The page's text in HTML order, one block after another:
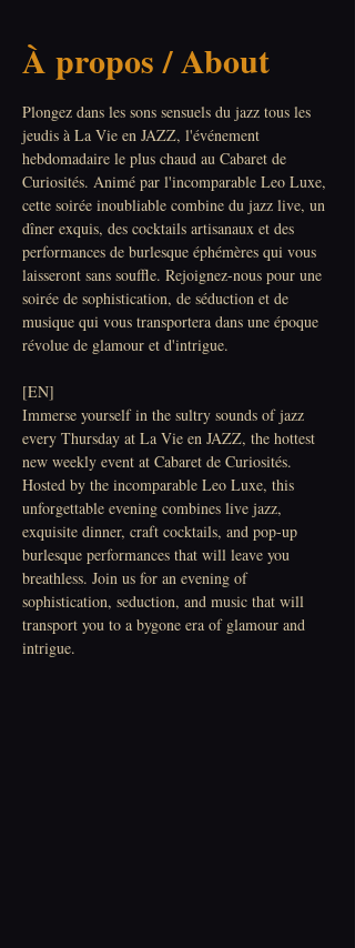
À propos / About
Plongez dans les sons sensuels du jazz tous les
jeudis à La Vie en JAZZ, l'événement
hebdomadaire le plus chaud au Cabaret de
Curiosités. Animé par l'incomparable Leo Luxe,
cette soirée inoubliable combine du jazz live, un
dîner exquis, des cocktails artisanaux et des
performances de burlesque éphémères qui vous
laisseront sans souffle. Rejoignez-nous pour une
soirée de sophistication, de séduction et de
musique qui vous transportera dans une époque
révolue de glamour et d'intrigue.
[EN]
Immerse yourself in the sultry sounds of jazz
every Thursday at La Vie en JAZZ, the hottest
new weekly event at Cabaret de Curiosités.
Hosted by the incomparable Leo Luxe, this
unforgettable evening combines live jazz,
exquisite dinner, craft cocktails, and pop-up
burlesque performances that will leave you
breathless. Join us for an evening of
sophistication, seduction, and music that will
transport you to a bygone era of glamour and
intrigue.